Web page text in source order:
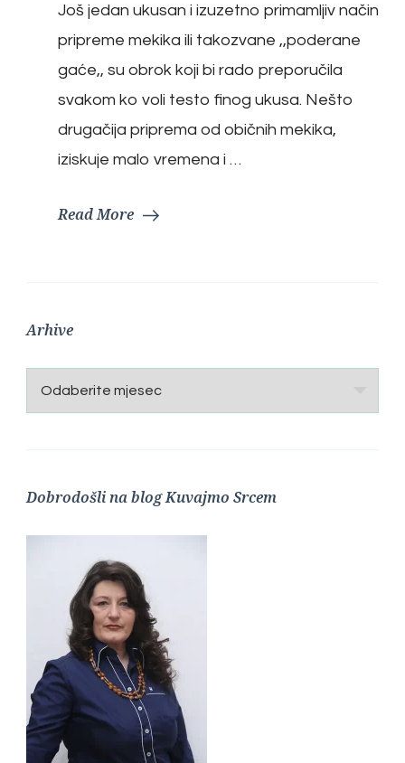
Još jedan ukusan i izuzetno primamljiv način
pripreme mekika ili takozvane ,,poderane
gaće,, su obrok koji bi rado preporučila
svakom ko voli testo finog ukusa. Nešto
drugačija priprema od običnih mekika,
iziskuje malo vremena i …
Read More
Arhive
Arhive
Dobrodošli na blog Kuvajmo Srcem